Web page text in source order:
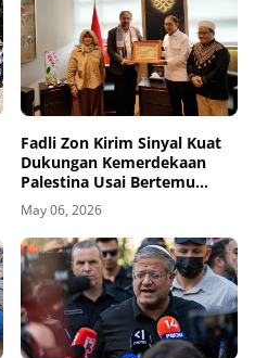
Fadli Zon Kirim Sinyal Kuat
Dukungan Kemerdekaan
Palestina Usai Bertemu
Delegasi di Kemenbud
May 06, 2026